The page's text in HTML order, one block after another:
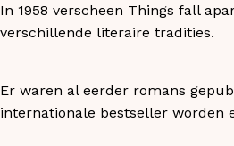
In 1958 verscheen Things fall
verschillende literaire tradities.
Er waren al eerder romans
internationale bestseller worden